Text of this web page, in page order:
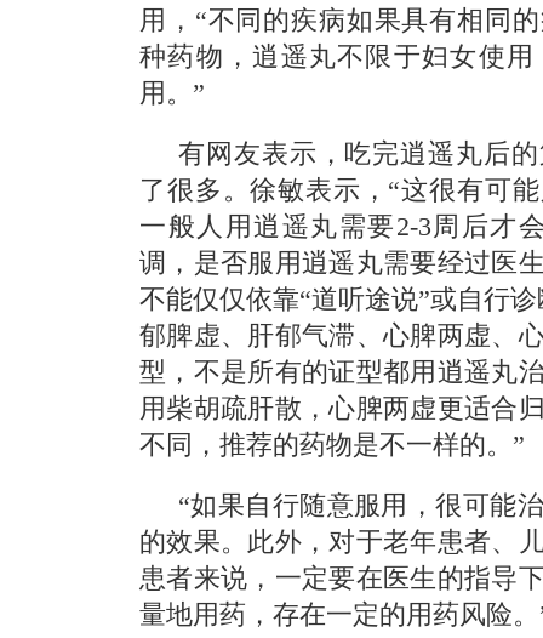
用，“不同的疾病如果具有相同
种药物，逍遥丸不限于妇女使
用。”
有网友表示，吃完逍遥丸后
了很多。徐敏表示，“这很有可
一般人用逍遥丸需要2-3周后才
调，是否服用逍遥丸需要经过医
不能仅仅依靠“道听途说”或自行
郁脾虚、肝郁气滞、心脾两虚、
型，不是所有的证型都用逍遥丸
用柴胡疏肝散，心脾两虚更适合
不同，推荐的药物是不一样的。”
“如果自行随意服用，很可能
的效果。此外，对于老年患者、
患者来说，一定要在医生的指导
量地用药，存在一定的用药风险